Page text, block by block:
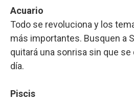
Acuario
Todo se revoluciona y los
más importantes. Busquen a
quitará una sonrisa sin que
día.
Piscis